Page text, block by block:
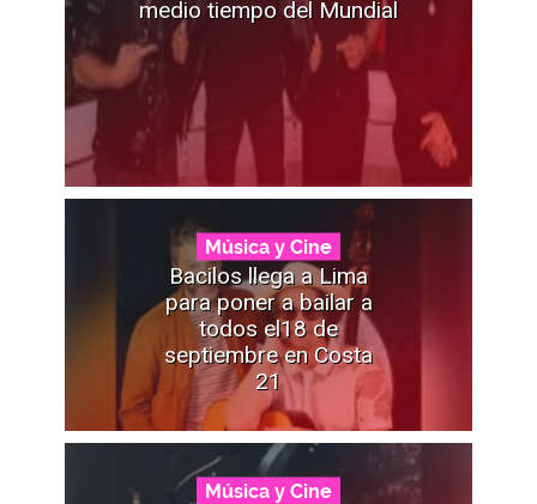
medio tiempo del Mundial
Música y Cine
Bacilos llega a Lima
para poner a bailar a
todos el18 de
septiembre en Costa
21
Música y Cine